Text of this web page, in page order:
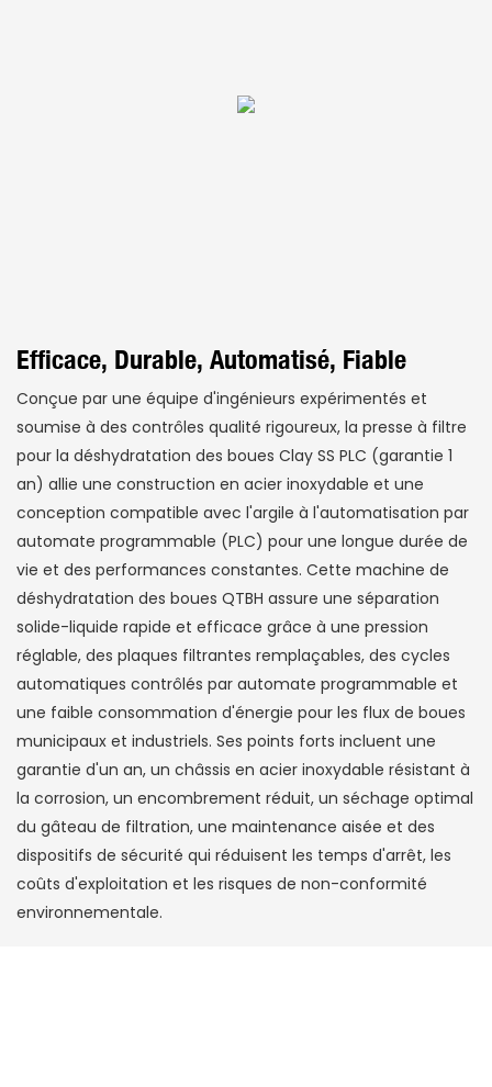
Efficace, Durable, Automatisé, Fiable
Conçue par une équipe d'ingénieurs expérimentés et
soumise à des contrôles qualité rigoureux, la presse à filtre
pour la déshydratation des boues Clay SS PLC (garantie 1
an) allie une construction en acier inoxydable et une
conception compatible avec l'argile à l'automatisation par
automate programmable (PLC) pour une longue durée de
vie et des performances constantes. Cette machine de
déshydratation des boues QTBH assure une séparation
solide-liquide rapide et efficace grâce à une pression
réglable, des plaques filtrantes remplaçables, des cycles
automatiques contrôlés par automate programmable et
une faible consommation d'énergie pour les flux de boues
municipaux et industriels. Ses points forts incluent une
garantie d'un an, un châssis en acier inoxydable résistant à
la corrosion, un encombrement réduit, un séchage optimal
du gâteau de filtration, une maintenance aisée et des
dispositifs de sécurité qui réduisent les temps d'arrêt, les
coûts d'exploitation et les risques de non-conformité
environnementale.